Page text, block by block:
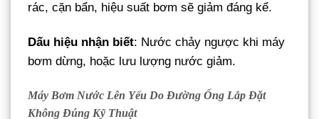
rác, cặn bẩn, hiệu suất bơm sẽ giảm đáng kể.
Dấu hiệu nhận biết: Nước chảy ngược khi máy
bơm dừng, hoặc lưu lượng nước giảm.
Máy Bơm Nước Lên Yếu Do Đường Ống Lắp Đặt
Không Đúng Kỹ Thuật